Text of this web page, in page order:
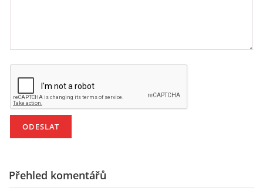
VÝROČNÍ ZPRÁVY
JAK NÁM POMOCI
Přehled komentářů